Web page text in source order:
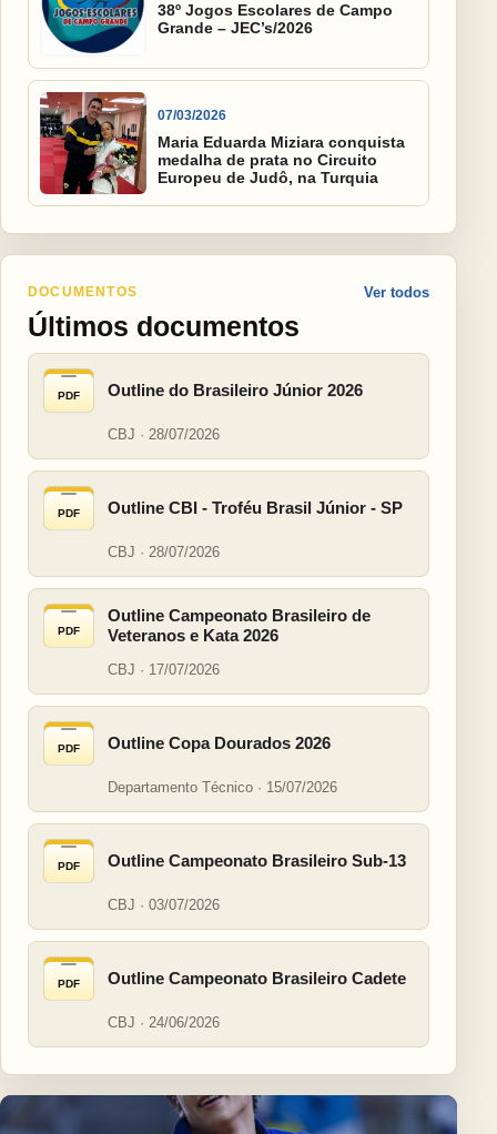
38º Jogos Escolares de Campo
Grande – JEC’s/2026
07/03/2026
Maria Eduarda Miziara conquista
medalha de prata no Circuito
Europeu de Judô, na Turquia
DOCUMENTOS
Últimos documentos
Ver todos
PDF Outline do Brasileiro Júnior 2026
CBJ · 28/07/2026
PDF Outline CBI - Troféu Brasil Júnior - SP
CBJ · 28/07/2026
PDF
Outline Campeonato Brasileiro de
Veteranos e Kata 2026
CBJ · 17/07/2026
PDF Outline Copa Dourados 2026
Departamento Técnico · 15/07/2026
PDF Outline Campeonato Brasileiro Sub-13
CBJ · 03/07/2026
PDF Outline Campeonato Brasileiro Cadete
CBJ · 24/06/2026